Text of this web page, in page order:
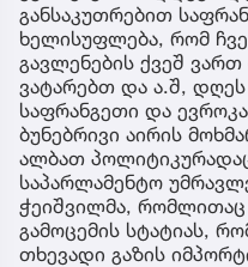
განსაკუთრებით
ხელისუფლება, რომ
გავლენების ქვეშ
ვატარებთ და ა.შ,
საფრანგეთი და
ბუნებრივი აირის
ალბათ
საპარლამენტო
ჭეიშვილმა, რომლითაც
გამოცემის სტატიას,
თხევადი გაზის